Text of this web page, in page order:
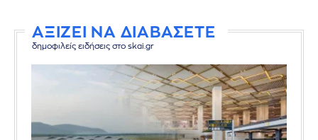
ΑΞΙΖΕΙ ΝΑ ΔΙΑΒΑΣΕΤΕ
δημοφιλείς ειδήσεις στο skai.gr